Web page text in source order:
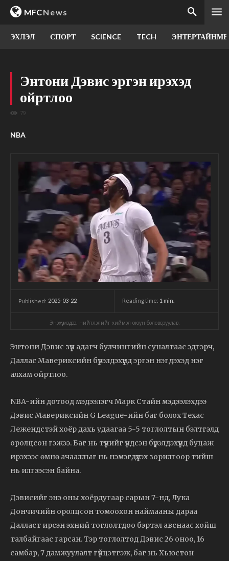
MFCNews
ЭХЛЭЛ СПОРТ SCIENCE TECH
Энтони Дэвис эргэн ирэхэд
ойртлоо
79
NBA
Published: 2025-03-22 Reading time: 1 min.
Энэхүү мэдээ, нийтлэлийг хиймэл оюун боловсруулав.
Энтони Дэвис зүүн адагч булчингийн суналтаас эдгэрч,
Даллас Мавериксийн бүрэлдэхүүнд эргэн нэгдэхэд нэг
алхам ойртлоо.
NBA-ийн дотоод мэдээлэгч Марк Стайн мэдээлэхдээ
Дэвис Мавериксийн G League-ийн баг болох Техас
Лежендстэй хоёр дахь удаагаа 5-5 тоглолтын бэлтгэлд
оролцсон гэжээ. Баг нь түүнийг үндсэн бүрэлдэхүүнд буцаж
ирэхээс өмнө ачааллыг нь нэмэгдүүлэх зорилгоор тийш
нь илгээсэн байна.
Дэвисийг энэ оны хоёрдугаар сарын 7-нд, Лука
Дончичийн оролцсон томоохон наймааны дараа
Далласт ирсэн эхний тоглолтдоо бэртэл авснаас хойш
талбайгаас гарсан. Тэр тоглолтод Дэвис 26 оноо, 16
самбар, 7 дамжуулалт гүйцэтгэж, баг нь Хьюстон